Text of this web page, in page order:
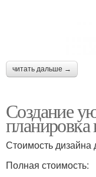
читать дальше →
Создание
Стоимость дизайна
Полная стоимость: